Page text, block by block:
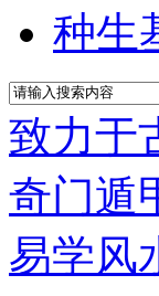
种生
致力于
奇门遁
易学风